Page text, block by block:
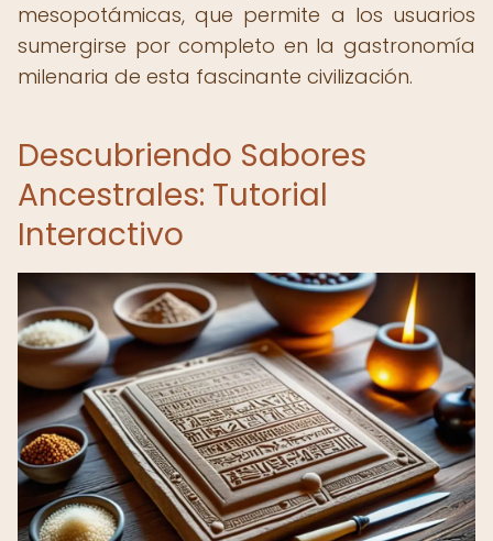
mesopotámicas, que permite a los usuarios
sumergirse por completo en la gastronomía
milenaria de esta fascinante civilización.
Descubriendo Sabores
Ancestrales: Tutorial
Interactivo